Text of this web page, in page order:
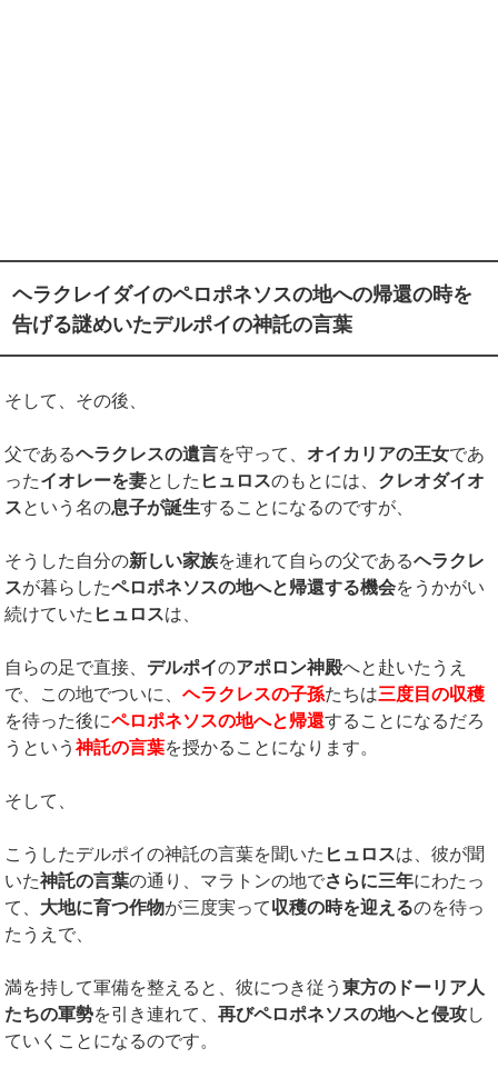
ヘラクレイダイのペロポネソスの地への帰還の時を
告げる謎めいたデルポイの神託の言葉
そして、その後、
父であるヘラクレスの遺言を守って、 オイカリアの王女であ
ったイオレーを妻とした ヒュロスのもとには、 クレオダイオ
スという名の息子が誕生することになるのですが、
そうした自分の新しい家族を連れて自らの父であるヘラクレ
スが暮らしたペロポネソスの地へと帰還する機会をうかがい
続けていた ヒュロスは、
自らの足で直接、 デルポイのアポロン神殿へと赴いたうえ
で、この地でついに、ヘラクレスの子孫たちは三度目の収穫
を待った後にペロポネソスの地へと帰還することになるだろ
うという神託の言葉を授かることになります。
そして、
こうしたデルポイの神託の言葉を聞いた ヒュロスは、彼が聞
いた神託の言葉の通り、マラトンの地でさらに三年にわたっ
て、 大地に育つ作物が三度実って収穫の時を迎えるのを待っ
たうえで、
満を持して軍備を整えると、彼につき従う東方のドーリア人
たちの軍勢を引き連れて、再びペロポネソスの地へと侵攻し
ていくことになるのです。